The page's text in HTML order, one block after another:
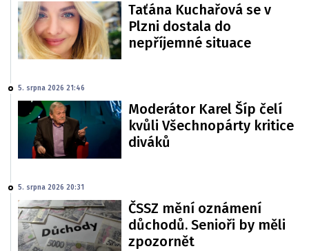
Taťána Kuchařová se v
Plzni dostala do
nepříjemné situace
5. srpna 2026 21:46
Moderátor Karel Šíp čelí
kvůli Všechnopárty kritice
diváků
5. srpna 2026 20:31
ČSSZ mění oznámení
důchodů. Senioři by měli
zpozornět